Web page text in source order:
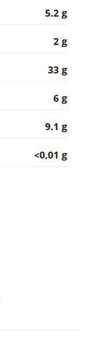
5.2 g
2 g
33 g
6 g
9.1 g
<0,01 g